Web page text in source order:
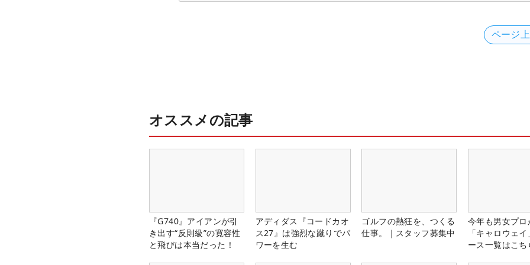
ページ
オススメの記事
『G740』アイアンが引
き出す“反則級”の寛容性
と飛びは本当だった！
アディダス『コードカオ
ス27』は強烈な蹴りでパ
ワーを生む
ゴルフの熱狂を、つくる
仕事。｜スタッフ募集中
今年も男女プロ
「キャロウェ
ース一覧はこち